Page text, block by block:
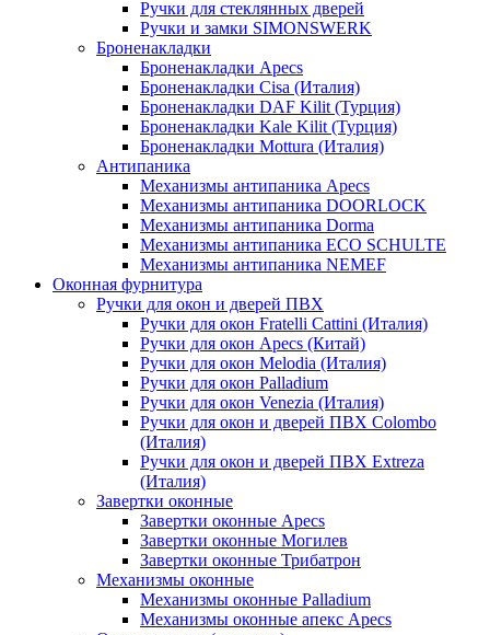
Ручки для стеклянных дверей
Ручки и замки SIMONSWERK
Броненакладки
Броненакладки Apecs
Броненакладки Cisa (Италия)
Броненакладки DAF Kilit (Турция)
Броненакладки Kale Kilit (Турция)
Броненакладки Mottura (Италия)
Антипаника
Механизмы антипаника Apecs
Механизмы антипаника DOORLOCK
Механизмы антипаника Dorma
Механизмы антипаника ECO SCHULTE
Механизмы антипаника NEMEF
Оконная фурнитура
Ручки для окон и дверей ПВХ
Ручки для окон Fratelli Cattini (Италия)
Ручки для окон Apecs (Китай)
Ручки для окон Melodia (Италия)
Ручки для окон Palladium
Ручки для окон Venezia (Италия)
Ручки для окон и дверей ПВХ Colombo
(Италия)
Ручки для окон и дверей ПВХ Extreza
(Италия)
Завертки оконные
Завертки оконные Apecs
Завертки оконные Могилев
Завертки оконные Трибатрон
Механизмы оконные
Механизмы оконные Palladium
Механизмы оконные апекс Apecs